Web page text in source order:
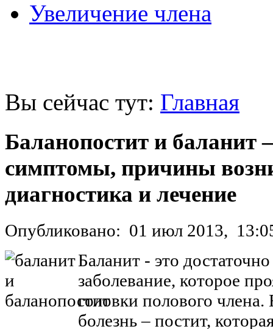
Увеличение члена
Вы сейчас тут: Главная
Баланопостит и баланит
симптомы, причины
диагностика и лечение
Опубликовано: 01 июл 2013,
Баланит - это
заболевание, которое
головки полового члена.
болезнь – постит,